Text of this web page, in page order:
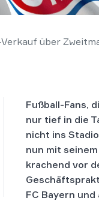
über
Fußball-Fans,
nur tief in die
nicht ins
nun mit
krachend vor
FC Bayern und